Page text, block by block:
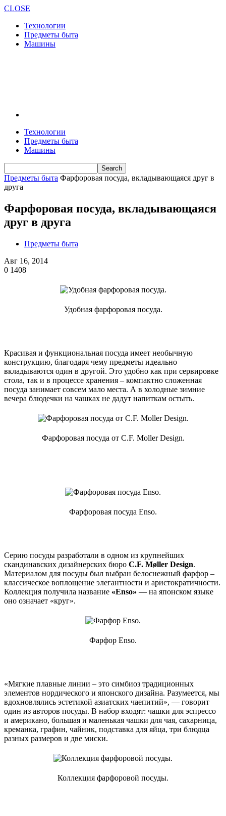
CLOSE
Технологии
Предметы быта
Машины
Технологии
Предметы быта
Машины
Предметы быта Фарфоровая посуда, вкладывающаяся друг в
друга
Фарфоровая посуда, вкладывающаяся
друг в друга
Предметы быта
Авг 16, 2014
0 1408
Удобная фарфоровая посуда.
Красивая и функциональная посуда имеет необычную
конструкцию, благодаря чему предметы идеально
вкладываются один в другой. Это удобно как при сервировке
стола, так и в процессе хранения – компактно сложенная
посуда занимает совсем мало места. А в холодные зимние
вечера блюдечки на чашках не дадут напиткам остыть.
Фарфоровая посуда от C.F. Moller Design.
Фарфоровая посуда Enso.
Серию посуды разработали в одном из крупнейших
скандинавских дизайнерских бюро C.F. Møller Design.
Материалом для посуды был выбран белоснежный фарфор –
классическое воплощение элегантности и аристократичности.
Коллекция получила название «Enso» — на японском языке
оно означает «круг».
Фарфор Enso.
«Мягкие плавные линии – это симбиоз традиционных
элементов нордического и японского дизайна. Разумеется, мы
вдохновлялись эстетикой азиатских чаепитий», — говорит
один из авторов посуды. В набор входят: чашки для эспрессо
и американо, большая и маленькая чашки для чая, сахарница,
креманка, графин, чайник, подставка для яйца, три блюдца
разных размеров и две миски.
Коллекция фарфоровой посуды.